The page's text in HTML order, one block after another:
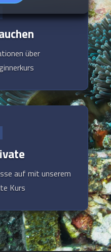
über
auf mit unserem
Kurs